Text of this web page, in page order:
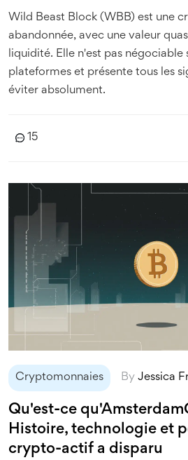
Wild Beast Block (WBB) est une
abandonnée, avec une valeur
liquidité. Elle n'est pas négociable
plateformes et présente tous les
éviter absolument.
15
Cryptomonnaies By Jessica
Qu'est-ce
Histoire, technologie et
crypto-actif a disparu